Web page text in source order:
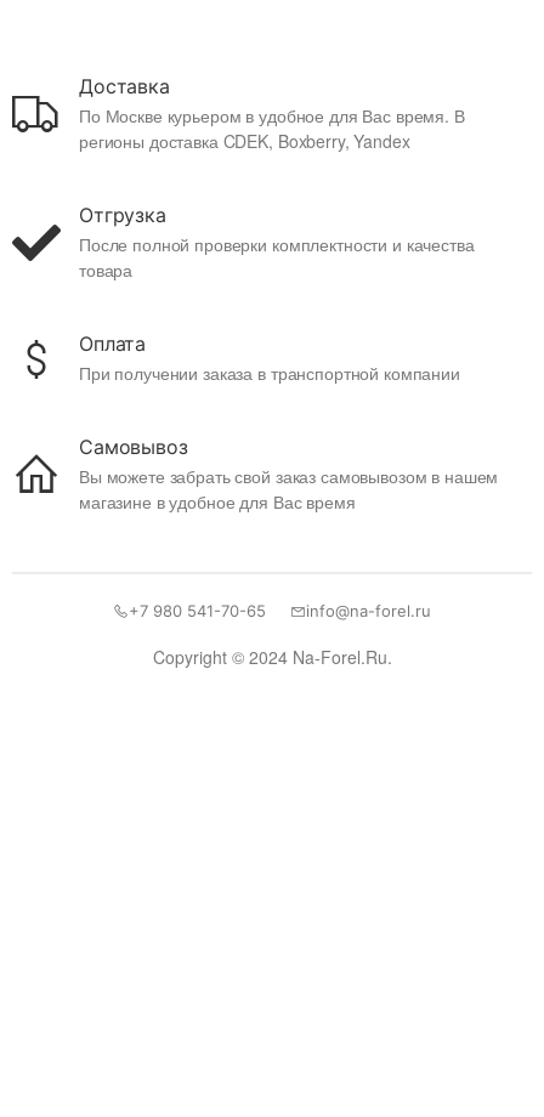
Доставка
По Москве курьером в удобное для Вас время. В
регионы доставка CDEK, Boxberry, Yandex
Отгрузка
После полной проверки комплектности и качества
товара
Оплата
При получении заказа в транспортной компании
Самовывоз
Вы можете забрать свой заказ самовывозом в нашем
магазине в удобное для Вас время
Copyright © 2024 Na-Forel.Ru.
+7 980 541-70-65 info@na-forel.ru